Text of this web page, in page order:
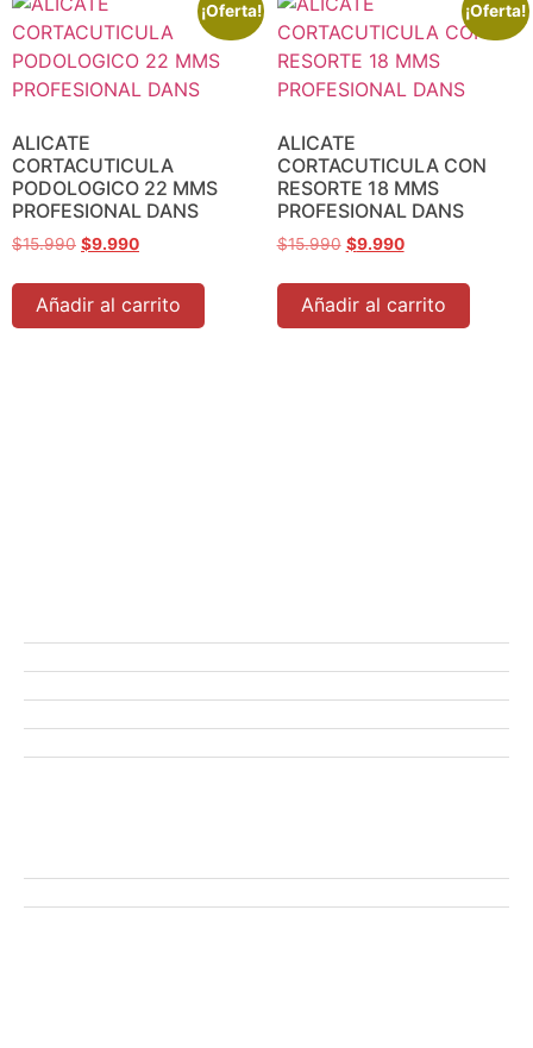
¡Oferta!
ALICATE
CORTACUTICULA
PODOLOGICO 22 MMS
PROFESIONAL DANS
$15.990 $9.990
Añadir al carrito
¡Oferta!
ALICATE
CORTACUTICULA CON
RESORTE 18 MMS
PROFESIONAL DANS
$15.990 $9.990
Añadir al carrito
Ofertas
Manicure
Peluquería
Elige tu kit MARDA.CL
Pestañas
Políticas de privacidad
Terminos y condiciones